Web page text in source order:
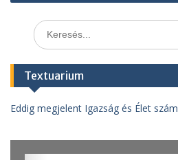
Search
for:
Textuarium
Eddig megjelent Igazság és Élet